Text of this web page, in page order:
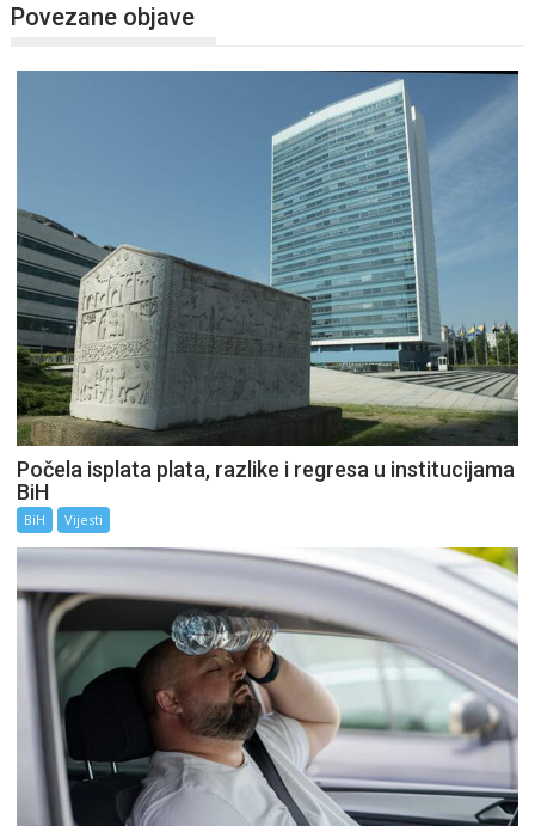
Povezane objave
Počela isplata plata, razlike i regresa u institucijama
BiH
BiH Vijesti